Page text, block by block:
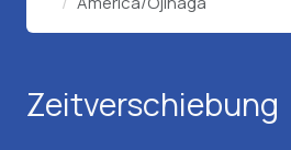
Zeitverschiebung